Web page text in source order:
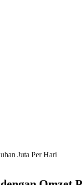
Juta Per Hari